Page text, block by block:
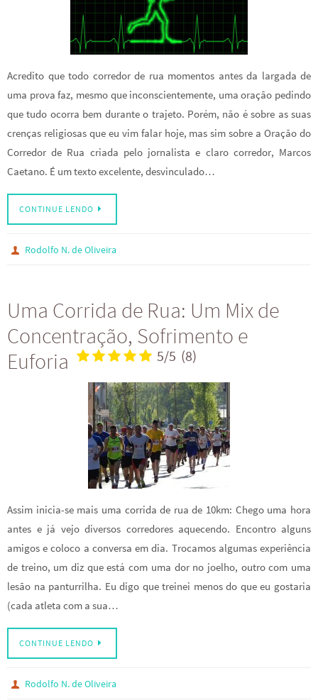
Acredito que todo corredor de rua momentos antes da largada de
uma prova faz, mesmo que inconscientemente, uma oração pedindo
que tudo ocorra bem durante o trajeto. Porém, não é sobre as suas
crenças religiosas que eu vim falar hoje, mas sim sobre a Oração do
Corredor de Rua criada pelo jornalista e claro corredor, Marcos
Caetano. É um texto excelente, desvinculado…
CONTINUE LENDO
Rodolfo N. de Oliveira
Uma Corrida de Rua: Um Mix de
Concentração, Sofrimento e
Euforia
5/5 (8)
Assim inicia-se mais uma corrida de rua de 10km: Chego uma hora
antes e já vejo diversos corredores aquecendo. Encontro alguns
amigos e coloco a conversa em dia. Trocamos algumas experiência
de treino, um diz que está com uma dor no joelho, outro com uma
lesão na panturrilha. Eu digo que treinei menos do que eu gostaria
(cada atleta com a sua…
CONTINUE LENDO
Rodolfo N. de Oliveira